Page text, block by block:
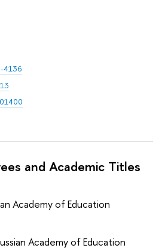
4136
and Academic Titles
Academy of Education
Academy of Education